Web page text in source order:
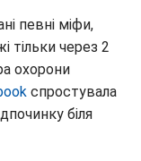
певні міфи,
тільки через 2
охорони
спростувала
біля